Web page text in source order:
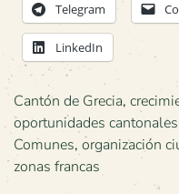
Telegram
LinkedIn
Cantón de Grecia,
oportunidades cantonales
Comunes, organización
zonas francas